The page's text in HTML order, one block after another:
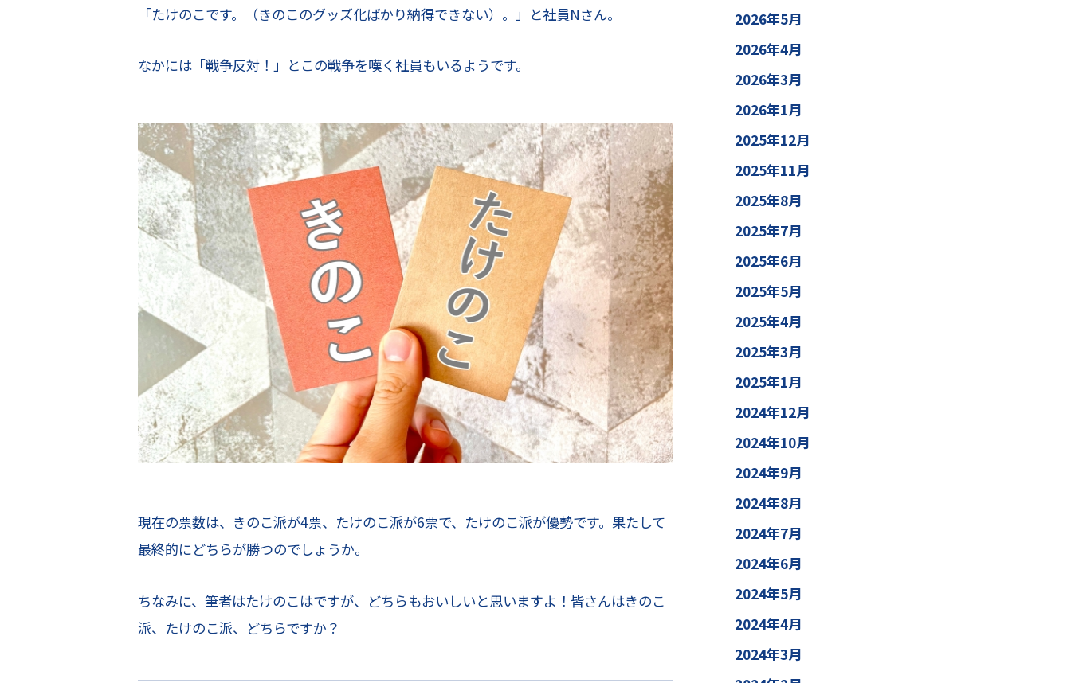
「たけのこです。（きのこのグッズ化ばかり納得できない）。」と社員Nさん。
なかには「戦争反対！」とこの戦争を嘆く社員もいるようです。
現在の票数は、きのこ派が4票、たけのこ派が6票で、たけのこ派が優勢です。果たして
最終的にどちらが勝つのでしょうか。
ちなみに、筆者はたけのこはですが、どちらもおいしいと思いますよ！皆さんはきのこ
派、たけのこ派、どちらですか？
2026年5月
2026年4月
2026年3月
2026年1月
2025年12月
2025年11月
2025年8月
2025年7月
2025年6月
2025年5月
2025年4月
2025年3月
2025年1月
2024年12月
2024年10月
2024年9月
2024年8月
2024年7月
2024年6月
2024年5月
2024年4月
2024年3月